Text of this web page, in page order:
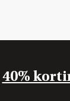
40%